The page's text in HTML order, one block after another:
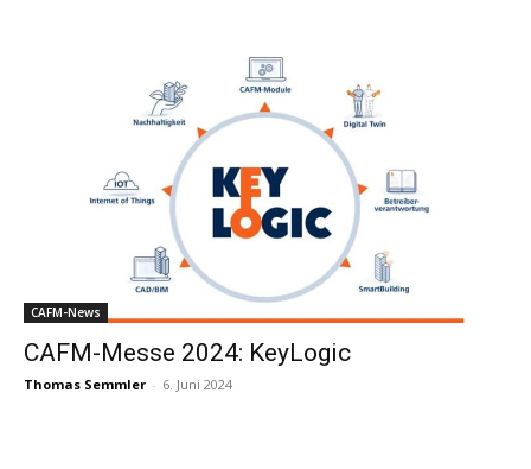
CAFM-News
CAFM-Messe 2024: KeyLogic
Thomas Semmler - 6. Juni 2024